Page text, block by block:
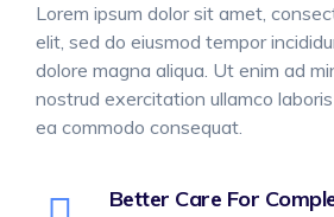
Lorem ipsum dolor sit amet,
elit, sed do eiusmod tempor
dolore magna aliqua. Ut enim ad
nostrud exercitation ullamco
ea commodo consequat.
Better Care For